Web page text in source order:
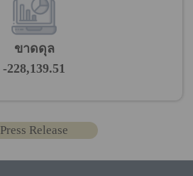
ขาดดุล
-228,139.51
Press Release